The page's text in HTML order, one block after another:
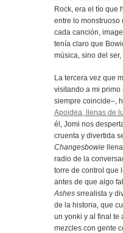
Rock, era el tío que
entre lo
cada canción,
tenía claro que
música, sino del
La tercera vez que
visitando a mi
siempre coincide–,
Apoidea, llenas de
él, Jomi nos
cruenta y divertida
Changesbowie
radio de la
torre de control que
antes de que algo
Ashes srrealista y
de la historia, que
un yonki y al final te
mezcles con gente